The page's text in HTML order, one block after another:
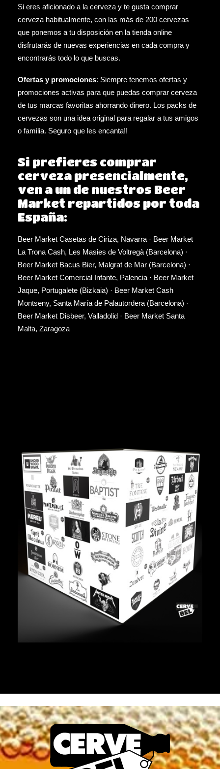
Si eres aficionado a la cerveza y te gusta comprar
cerveza habitualmente, con las más de 200 cervezas
que ponemos a tu disposición en la tienda online
disfrutarás de nuevas experiencias en cada compra y
encontrarás todo lo que buscas.
Ofertas y promociones: Siempre tenemos ofertas y
promociones activas para que puedas comprar cerveza
de tus marcas favoritas ahorrando dinero. Los packs de
cervezas son una idea original para regalar a tus amigos
o familia. Seguro que les encanta!!
Si prefieres comprar
cerveza presencialmente,
ven a un de nuestros Beer
Market repartidos por toda
España:
Beer Market Casetas de Ciriza, Navarra · Beer Market
La Trona Cash, Les Masies de Voltregà (Barcelona) ·
Beer Market Bacus Bier, Malgrat de Mar (Barcelona) ·
Beer Market Comercial Infante, Palencia · Beer Market
Jaque, Portugalete (Bizkaia) · Beer Market Cash
Montseny, Santa María de Palautordera (Barcelona) ·
Beer Market Disbeer, Valladolid · Beer Market Santa
Malta, Zaragoza